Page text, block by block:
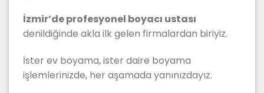
İzmir’de profesyonel boyacı ustası
denildiğinde akla ilk gelen firmalardan biriyiz.
İster ev boyama, ister daire boyama
işlemlerinizde, her aşamada yanınızdayız.